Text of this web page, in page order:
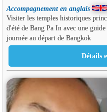
Accompagnement en anglais
Visiter les temples historiques
d'été de Bang Pa In avec une
journée au départ de Bangkok